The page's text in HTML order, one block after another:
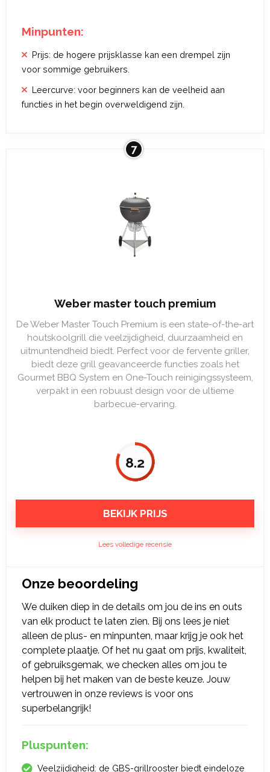
Minpunten:
Prijs: de hogere prijsklasse kan een drempel zijn
voor sommige gebruikers.
Leercurve: voor beginners kan de veelheid aan
functies in het begin overweldigend zijn.
7
Weber master touch premium
De Weber Master Touch Premium is een state-of-the-art
houtskoolgrill die veelzijdigheid, duurzaamheid en
uitmuntendheid biedt. Perfect voor de fervente griller,
biedt deze grill geavanceerde functies zoals het
Gourmet BBQ System en One-Touch reinigingssysteem,
verpakt in een robuust design voor de ultieme
barbecue-ervaring.
8.2
BEKIJK PRIJS
Lees volledige recensie
Onze beoordeling
We duiken diep in de details om jou de ins en outs
van elk product te laten zien. Bij ons lees je niet
alleen de plus- en minpunten, maar krijg je ook het
complete plaatje. Of het nu gaat om prijs, kwaliteit,
of gebruiksgemak, we checken alles om jou te
helpen bij het maken van de beste keuze. Jouw
vertrouwen in onze reviews is voor ons
superbelangrijk!
Pluspunten:
Veelzijdigheid: de GBS-grillrooster biedt eindeloze